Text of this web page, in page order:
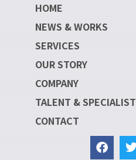
HOME
NEWS & WORKS
SERVICES
OUR STORY
COMPANY
TALENT & SPECIALIST
CONTACT